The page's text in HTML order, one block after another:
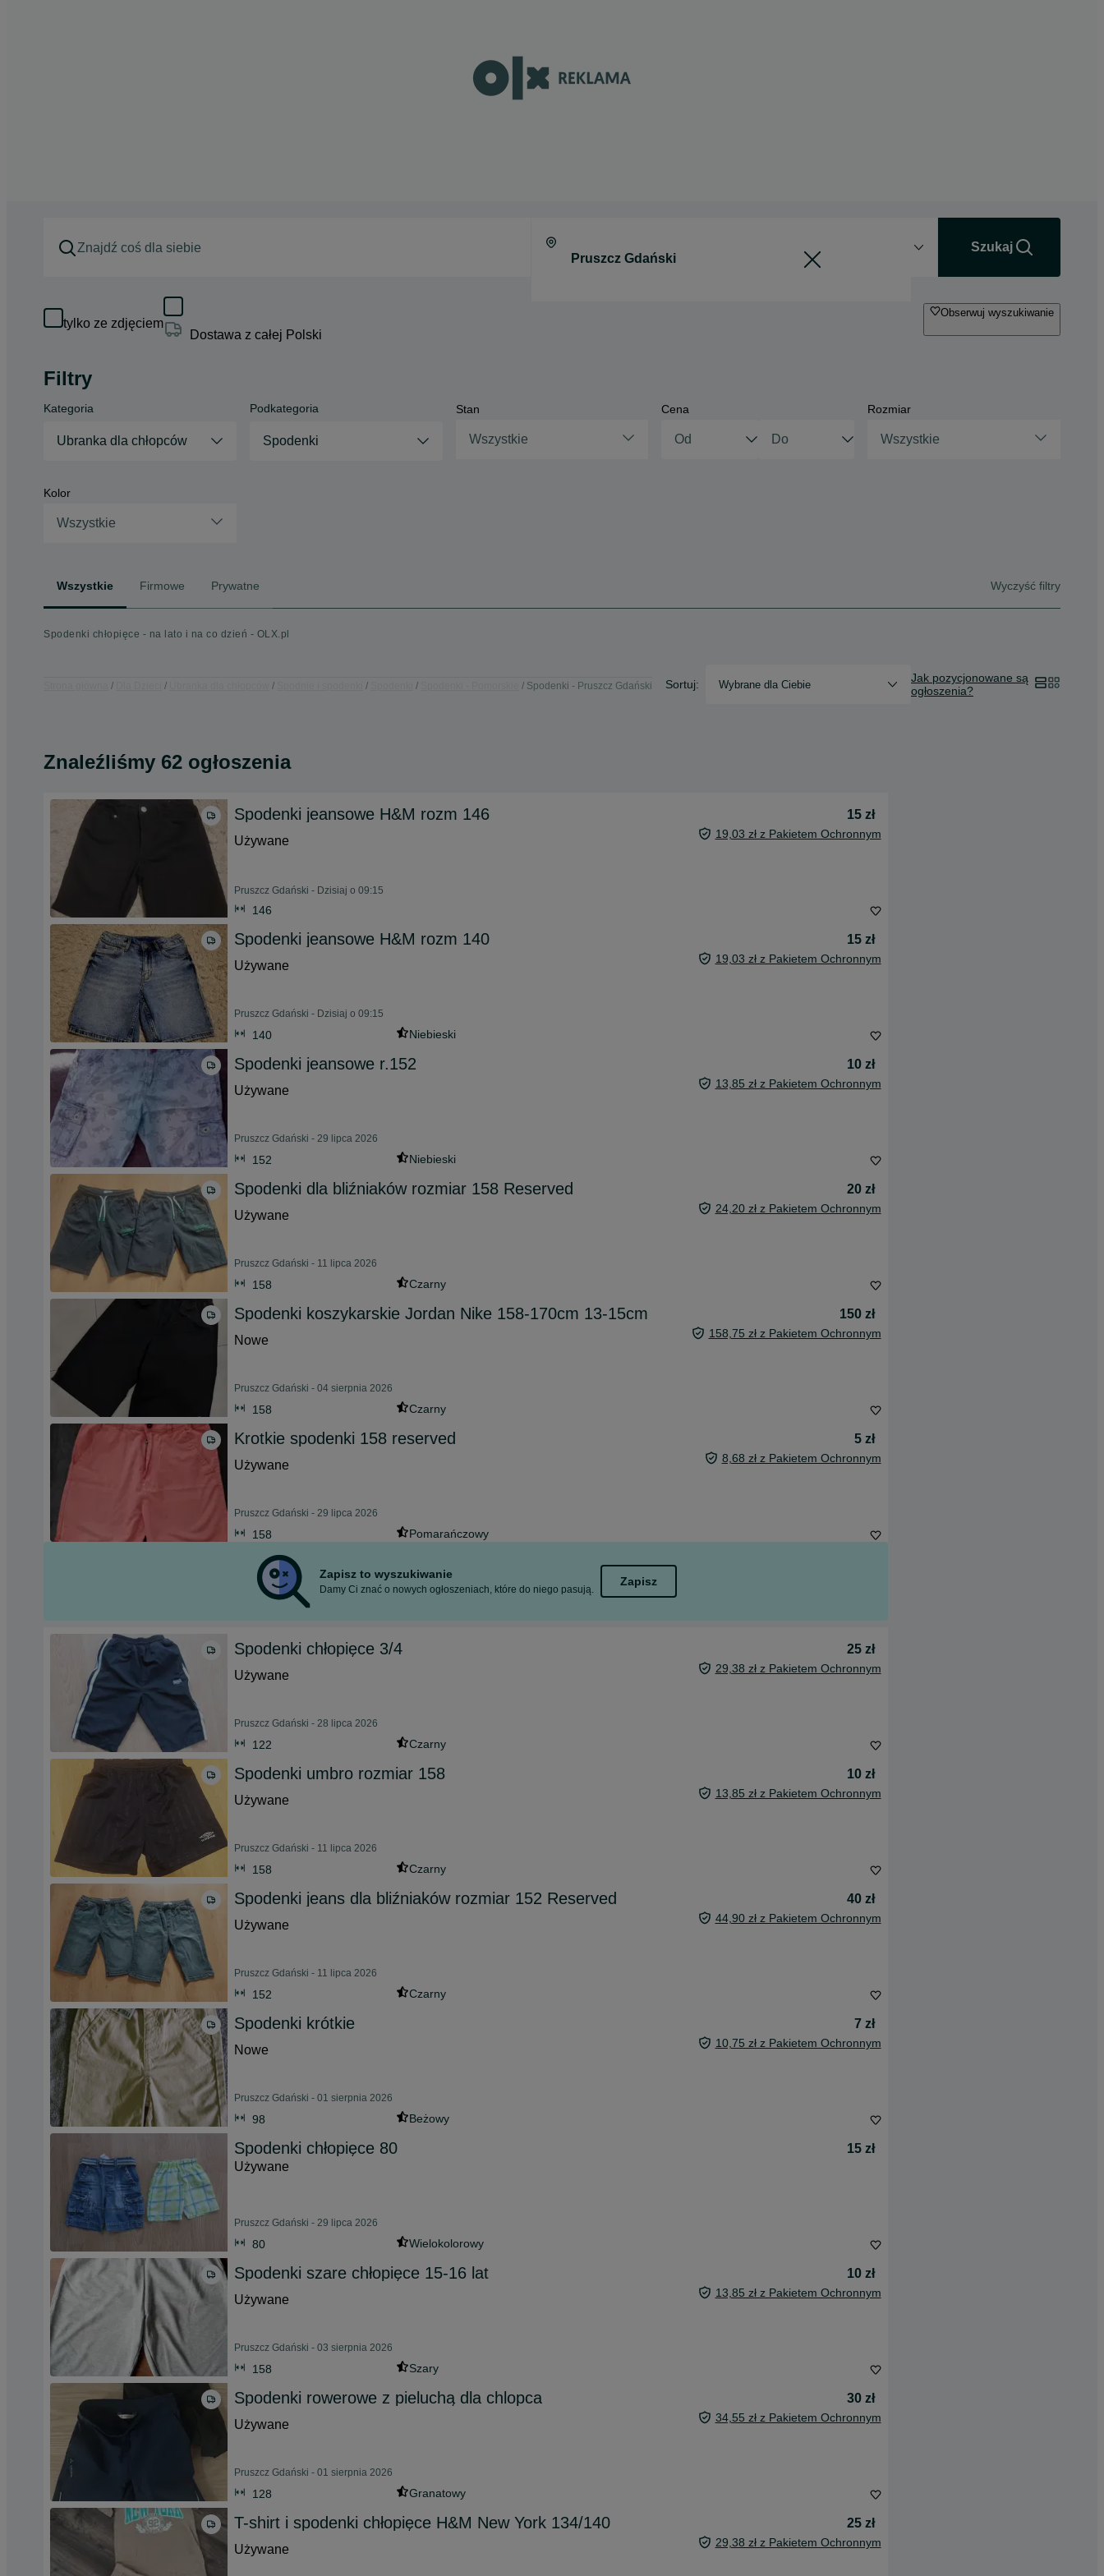
Szukaj
tylko ze zdjęciem
Dostawa z całej Polski
Obserwuj wyszukiwanie
Filtry
Kategoria
Ubranka dla chłopców
Podkategoria
Spodenki
Stan
Wszystkie
Cena Rozmiar
Wszystkie
Kolor
Wszystkie
Wszystkie Firmowe Prywatne Wyczyść filtry
Spodenki chłopięce - na lato i na co dzień - OLX.pl
Spodenki - Pruszcz Gdański Sortuj: Wybrane dla Ciebie
Jak pozycjonowane są
ogłoszenia?
Znaleźliśmy 62 ogłoszenia
Spodenki jeansowe H&M rozm 146
15 zł
Używane
19,03 zł z Pakietem Ochronnym
Pruszcz Gdański - Dzisiaj o 09:15
146
Spodenki jeansowe H&M rozm 140
15 zł
Używane
19,03 zł z Pakietem Ochronnym
Pruszcz Gdański - Dzisiaj o 09:15
140 Niebieski
Spodenki jeansowe r.152
10 zł
Używane
13,85 zł z Pakietem Ochronnym
Pruszcz Gdański - 29 lipca 2026
152 Niebieski
Spodenki dla bliźniaków rozmiar 158 Reserved
20 zł
Używane
24,20 zł z Pakietem Ochronnym
Pruszcz Gdański - 11 lipca 2026
158 Czarny
Spodenki koszykarskie Jordan Nike 158-170cm 13-15cm
150 zł
Nowe
158,75 zł z Pakietem Ochronnym
Pruszcz Gdański - 04 sierpnia 2026
158 Czarny
Krotkie spodenki 158 reserved
5 zł
Używane
8,68 zł z Pakietem Ochronnym
Pruszcz Gdański - 29 lipca 2026
158 Pomarańczowy
Zapisz to wyszukiwanie
Damy Ci znać o nowych ogłoszeniach, które do niego pasują.
Zapisz
Spodenki chłopięce 3/4
25 zł
Używane
29,38 zł z Pakietem Ochronnym
Pruszcz Gdański - 28 lipca 2026
122 Czarny
Spodenki umbro rozmiar 158
10 zł
Używane
13,85 zł z Pakietem Ochronnym
Pruszcz Gdański - 11 lipca 2026
158 Czarny
Spodenki jeans dla bliźniaków rozmiar 152 Reserved
40 zł
Używane
44,90 zł z Pakietem Ochronnym
Pruszcz Gdański - 11 lipca 2026
152 Czarny
Spodenki krótkie
7 zł
Nowe
10,75 zł z Pakietem Ochronnym
Pruszcz Gdański - 01 sierpnia 2026
98 Beżowy
Spodenki chłopięce 80
15 zł
Używane
Pruszcz Gdański - 29 lipca 2026
80 Wielokolorowy
Spodenki szare chłopięce 15-16 lat
10 zł
Używane
13,85 zł z Pakietem Ochronnym
Pruszcz Gdański - 03 sierpnia 2026
158 Szary
Spodenki rowerowe z pieluchą dla chlopca
30 zł
Używane
34,55 zł z Pakietem Ochronnym
Pruszcz Gdański - 01 sierpnia 2026
128 Granatowy
T-shirt i spodenki chłopięce H&M New York 134/140
25 zł
Używane
29,38 zł z Pakietem Ochronnym